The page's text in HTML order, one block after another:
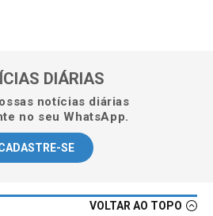
DIÁRIAS
notícias diárias
no seu WhatsApp.
SE
VOLTAR AO TOPO